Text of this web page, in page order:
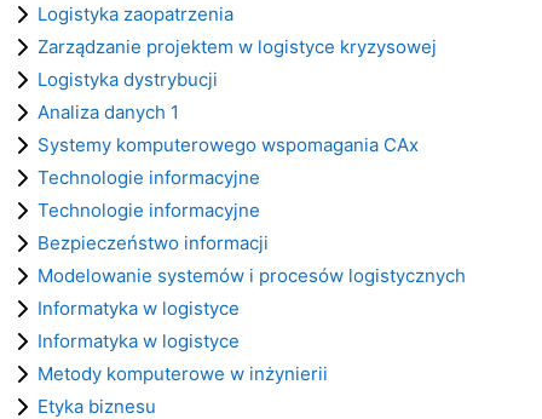
Logistyka zaopatrzenia
Zarządzanie projektem w logistyce kryzysowej
Logistyka dystrybucji
Analiza danych 1
Systemy komputerowego wspomagania CAx
Technologie informacyjne
Technologie informacyjne
Bezpieczeństwo informacji
Modelowanie systemów i procesów logistycznych
Informatyka w logistyce
Informatyka w logistyce
Metody komputerowe w inżynierii
Etyka biznesu